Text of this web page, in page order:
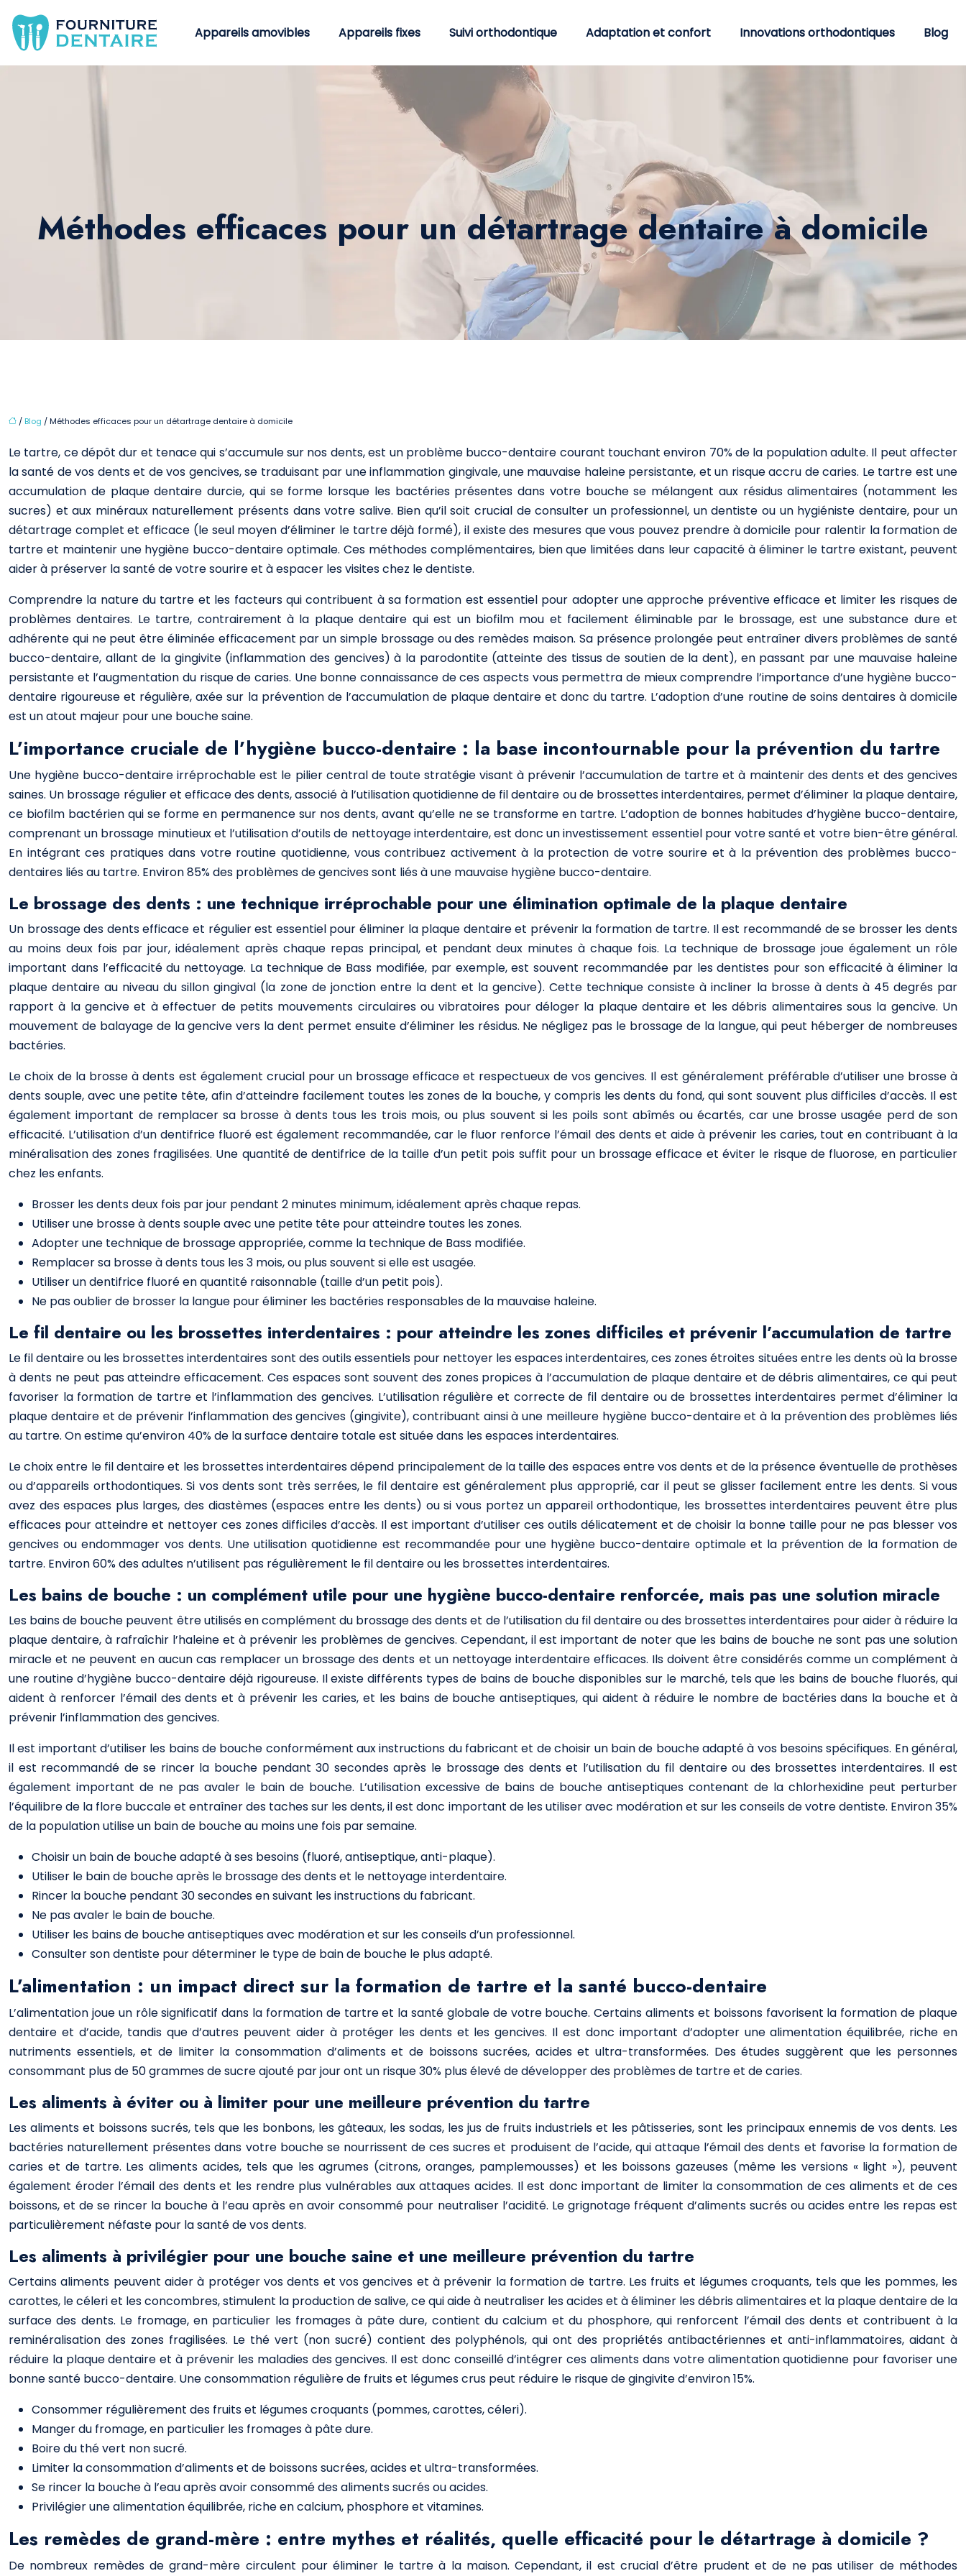
Appareils amovibles Appareils fixes Suivi orthodontique Adaptation et confort Innovations orthodontiques Blog
Méthodes efficaces pour un détartrage dentaire à domicile
/ Blog / Méthodes efficaces pour un détartrage dentaire à domicile
Le tartre, ce dépôt dur et tenace qui s’accumule sur nos dents, est un problème bucco-dentaire courant touchant environ 70% de la population adulte. Il peut affecter
la santé de vos dents et de vos gencives, se traduisant par une inflammation gingivale, une mauvaise haleine persistante, et un risque accru de caries. Le tartre est une
accumulation de plaque dentaire durcie, qui se forme lorsque les bactéries présentes dans votre bouche se mélangent aux résidus alimentaires (notamment les
sucres) et aux minéraux naturellement présents dans votre salive. Bien qu’il soit crucial de consulter un professionnel, un dentiste ou un hygiéniste dentaire, pour un
détartrage complet et efficace (le seul moyen d’éliminer le tartre déjà formé), il existe des mesures que vous pouvez prendre à domicile pour ralentir la formation de
tartre et maintenir une hygiène bucco-dentaire optimale. Ces méthodes complémentaires, bien que limitées dans leur capacité à éliminer le tartre existant, peuvent
aider à préserver la santé de votre sourire et à espacer les visites chez le dentiste.
Comprendre la nature du tartre et les facteurs qui contribuent à sa formation est essentiel pour adopter une approche préventive efficace et limiter les risques de
problèmes dentaires. Le tartre, contrairement à la plaque dentaire qui est un biofilm mou et facilement éliminable par le brossage, est une substance dure et
adhérente qui ne peut être éliminée efficacement par un simple brossage ou des remèdes maison. Sa présence prolongée peut entraîner divers problèmes de santé
bucco-dentaire, allant de la gingivite (inflammation des gencives) à la parodontite (atteinte des tissus de soutien de la dent), en passant par une mauvaise haleine
persistante et l’augmentation du risque de caries. Une bonne connaissance de ces aspects vous permettra de mieux comprendre l’importance d’une hygiène bucco-
dentaire rigoureuse et régulière, axée sur la prévention de l’accumulation de plaque dentaire et donc du tartre. L’adoption d’une routine de soins dentaires à domicile
est un atout majeur pour une bouche saine.
L’importance cruciale de l’hygiène bucco-dentaire : la base incontournable pour la prévention du tartre
Une hygiène bucco-dentaire irréprochable est le pilier central de toute stratégie visant à prévenir l’accumulation de tartre et à maintenir des dents et des gencives
saines. Un brossage régulier et efficace des dents, associé à l’utilisation quotidienne de fil dentaire ou de brossettes interdentaires, permet d’éliminer la plaque dentaire,
ce biofilm bactérien qui se forme en permanence sur nos dents, avant qu’elle ne se transforme en tartre. L’adoption de bonnes habitudes d’hygiène bucco-dentaire,
comprenant un brossage minutieux et l’utilisation d’outils de nettoyage interdentaire, est donc un investissement essentiel pour votre santé et votre bien-être général.
En intégrant ces pratiques dans votre routine quotidienne, vous contribuez activement à la protection de votre sourire et à la prévention des problèmes bucco-
dentaires liés au tartre. Environ 85% des problèmes de gencives sont liés à une mauvaise hygiène bucco-dentaire.
Le brossage des dents : une technique irréprochable pour une élimination optimale de la plaque dentaire
Un brossage des dents efficace et régulier est essentiel pour éliminer la plaque dentaire et prévenir la formation de tartre. Il est recommandé de se brosser les dents
au moins deux fois par jour, idéalement après chaque repas principal, et pendant deux minutes à chaque fois. La technique de brossage joue également un rôle
important dans l’efficacité du nettoyage. La technique de Bass modifiée, par exemple, est souvent recommandée par les dentistes pour son efficacité à éliminer la
plaque dentaire au niveau du sillon gingival (la zone de jonction entre la dent et la gencive). Cette technique consiste à incliner la brosse à dents à 45 degrés par
rapport à la gencive et à effectuer de petits mouvements circulaires ou vibratoires pour déloger la plaque dentaire et les débris alimentaires sous la gencive. Un
mouvement de balayage de la gencive vers la dent permet ensuite d’éliminer les résidus. Ne négligez pas le brossage de la langue, qui peut héberger de nombreuses
bactéries.
Le choix de la brosse à dents est également crucial pour un brossage efficace et respectueux de vos gencives. Il est généralement préférable d’utiliser une brosse à
dents souple, avec une petite tête, afin d’atteindre facilement toutes les zones de la bouche, y compris les dents du fond, qui sont souvent plus difficiles d’accès. Il est
également important de remplacer sa brosse à dents tous les trois mois, ou plus souvent si les poils sont abîmés ou écartés, car une brosse usagée perd de son
efficacité. L’utilisation d’un dentifrice fluoré est également recommandée, car le fluor renforce l’émail des dents et aide à prévenir les caries, tout en contribuant à la
minéralisation des zones fragilisées. Une quantité de dentifrice de la taille d’un petit pois suffit pour un brossage efficace et éviter le risque de fluorose, en particulier
chez les enfants.
Brosser les dents deux fois par jour pendant 2 minutes minimum, idéalement après chaque repas.
Utiliser une brosse à dents souple avec une petite tête pour atteindre toutes les zones.
Adopter une technique de brossage appropriée, comme la technique de Bass modifiée.
Remplacer sa brosse à dents tous les 3 mois, ou plus souvent si elle est usagée.
Utiliser un dentifrice fluoré en quantité raisonnable (taille d’un petit pois).
Ne pas oublier de brosser la langue pour éliminer les bactéries responsables de la mauvaise haleine.
Le fil dentaire ou les brossettes interdentaires : pour atteindre les zones difficiles et prévenir l’accumulation de tartre
Le fil dentaire ou les brossettes interdentaires sont des outils essentiels pour nettoyer les espaces interdentaires, ces zones étroites situées entre les dents où la brosse
à dents ne peut pas atteindre efficacement. Ces espaces sont souvent des zones propices à l’accumulation de plaque dentaire et de débris alimentaires, ce qui peut
favoriser la formation de tartre et l’inflammation des gencives. L’utilisation régulière et correcte de fil dentaire ou de brossettes interdentaires permet d’éliminer la
plaque dentaire et de prévenir l’inflammation des gencives (gingivite), contribuant ainsi à une meilleure hygiène bucco-dentaire et à la prévention des problèmes liés
au tartre. On estime qu’environ 40% de la surface dentaire totale est située dans les espaces interdentaires.
Le choix entre le fil dentaire et les brossettes interdentaires dépend principalement de la taille des espaces entre vos dents et de la présence éventuelle de prothèses
ou d’appareils orthodontiques. Si vos dents sont très serrées, le fil dentaire est généralement plus approprié, car il peut se glisser facilement entre les dents. Si vous
avez des espaces plus larges, des diastèmes (espaces entre les dents) ou si vous portez un appareil orthodontique, les brossettes interdentaires peuvent être plus
efficaces pour atteindre et nettoyer ces zones difficiles d’accès. Il est important d’utiliser ces outils délicatement et de choisir la bonne taille pour ne pas blesser vos
gencives ou endommager vos dents. Une utilisation quotidienne est recommandée pour une hygiène bucco-dentaire optimale et la prévention de la formation de
tartre. Environ 60% des adultes n’utilisent pas régulièrement le fil dentaire ou les brossettes interdentaires.
Les bains de bouche : un complément utile pour une hygiène bucco-dentaire renforcée, mais pas une solution miracle
Les bains de bouche peuvent être utilisés en complément du brossage des dents et de l’utilisation du fil dentaire ou des brossettes interdentaires pour aider à réduire la
plaque dentaire, à rafraîchir l’haleine et à prévenir les problèmes de gencives. Cependant, il est important de noter que les bains de bouche ne sont pas une solution
miracle et ne peuvent en aucun cas remplacer un brossage des dents et un nettoyage interdentaire efficaces. Ils doivent être considérés comme un complément à
une routine d’hygiène bucco-dentaire déjà rigoureuse. Il existe différents types de bains de bouche disponibles sur le marché, tels que les bains de bouche fluorés, qui
aident à renforcer l’émail des dents et à prévenir les caries, et les bains de bouche antiseptiques, qui aident à réduire le nombre de bactéries dans la bouche et à
prévenir l’inflammation des gencives.
Il est important d’utiliser les bains de bouche conformément aux instructions du fabricant et de choisir un bain de bouche adapté à vos besoins spécifiques. En général,
il est recommandé de se rincer la bouche pendant 30 secondes après le brossage des dents et l’utilisation du fil dentaire ou des brossettes interdentaires. Il est
également important de ne pas avaler le bain de bouche. L’utilisation excessive de bains de bouche antiseptiques contenant de la chlorhexidine peut perturber
l’équilibre de la flore buccale et entraîner des taches sur les dents, il est donc important de les utiliser avec modération et sur les conseils de votre dentiste. Environ 35%
de la population utilise un bain de bouche au moins une fois par semaine.
Choisir un bain de bouche adapté à ses besoins (fluoré, antiseptique, anti-plaque).
Utiliser le bain de bouche après le brossage des dents et le nettoyage interdentaire.
Rincer la bouche pendant 30 secondes en suivant les instructions du fabricant.
Ne pas avaler le bain de bouche.
Utiliser les bains de bouche antiseptiques avec modération et sur les conseils d’un professionnel.
Consulter son dentiste pour déterminer le type de bain de bouche le plus adapté.
L’alimentation : un impact direct sur la formation de tartre et la santé bucco-dentaire
L’alimentation joue un rôle significatif dans la formation de tartre et la santé globale de votre bouche. Certains aliments et boissons favorisent la formation de plaque
dentaire et d’acide, tandis que d’autres peuvent aider à protéger les dents et les gencives. Il est donc important d’adopter une alimentation équilibrée, riche en
nutriments essentiels, et de limiter la consommation d’aliments et de boissons sucrées, acides et ultra-transformées. Des études suggèrent que les personnes
consommant plus de 50 grammes de sucre ajouté par jour ont un risque 30% plus élevé de développer des problèmes de tartre et de caries.
Les aliments à éviter ou à limiter pour une meilleure prévention du tartre
Les aliments et boissons sucrés, tels que les bonbons, les gâteaux, les sodas, les jus de fruits industriels et les pâtisseries, sont les principaux ennemis de vos dents. Les
bactéries naturellement présentes dans votre bouche se nourrissent de ces sucres et produisent de l’acide, qui attaque l’émail des dents et favorise la formation de
caries et de tartre. Les aliments acides, tels que les agrumes (citrons, oranges, pamplemousses) et les boissons gazeuses (même les versions « light »), peuvent
également éroder l’émail des dents et les rendre plus vulnérables aux attaques acides. Il est donc important de limiter la consommation de ces aliments et de ces
boissons, et de se rincer la bouche à l’eau après en avoir consommé pour neutraliser l’acidité. Le grignotage fréquent d’aliments sucrés ou acides entre les repas est
particulièrement néfaste pour la santé de vos dents.
Les aliments à privilégier pour une bouche saine et une meilleure prévention du tartre
Certains aliments peuvent aider à protéger vos dents et vos gencives et à prévenir la formation de tartre. Les fruits et légumes croquants, tels que les pommes, les
carottes, le céleri et les concombres, stimulent la production de salive, ce qui aide à neutraliser les acides et à éliminer les débris alimentaires et la plaque dentaire de la
surface des dents. Le fromage, en particulier les fromages à pâte dure, contient du calcium et du phosphore, qui renforcent l’émail des dents et contribuent à la
reminéralisation des zones fragilisées. Le thé vert (non sucré) contient des polyphénols, qui ont des propriétés antibactériennes et anti-inflammatoires, aidant à
réduire la plaque dentaire et à prévenir les maladies des gencives. Il est donc conseillé d’intégrer ces aliments dans votre alimentation quotidienne pour favoriser une
bonne santé bucco-dentaire. Une consommation régulière de fruits et légumes crus peut réduire le risque de gingivite d’environ 15%.
Consommer régulièrement des fruits et légumes croquants (pommes, carottes, céleri).
Manger du fromage, en particulier les fromages à pâte dure.
Boire du thé vert non sucré.
Limiter la consommation d’aliments et de boissons sucrées, acides et ultra-transformées.
Se rincer la bouche à l’eau après avoir consommé des aliments sucrés ou acides.
Privilégier une alimentation équilibrée, riche en calcium, phosphore et vitamines.
Les remèdes de grand-mère : entre mythes et réalités, quelle efficacité pour le détartrage à domicile ?
De nombreux remèdes de grand-mère circulent pour éliminer le tartre à la maison. Cependant, il est crucial d’être prudent et de ne pas utiliser de méthodes